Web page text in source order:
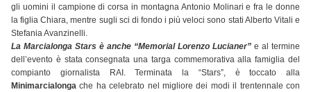
gli uomini il campione di corsa in montagna Antonio Molinari e fra le donne
la figlia Chiara, mentre sugli sci di fondo i più veloci sono stati Alberto Vitali e
Stefania Avanzinelli.
La Marcialonga Stars è anche “Memorial Lorenzo Lucianer” e al termine
dell’evento è stata consegnata una targa commemorativa alla famiglia del
compianto giornalista RAI. Terminata la “Stars”, è toccato alla
Minimarcialonga che ha celebrato nel migliore dei modi il trentennale con